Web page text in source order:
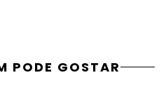
PODE GOSTAR